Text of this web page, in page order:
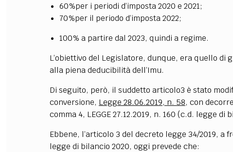
60%per i periodi d’imposta 2020 e 2021;
70%per il periodo d’imposta 2022;
100% a partire dal 2023, quindi a regime.
L’obiettivo del Legislatore, dunque, era quello di
alla piena deducibilità dell’Imu.
Di seguito, però, il suddetto articolo3 è stato
conversione, Legge 28.06.2019, n. 58, con
comma 4, LEGGE 27.12.2019, n. 160 (c.d. legge
Ebbene, l’articolo 3 del decreto legge 34/2019,
legge di bilancio 2020, oggi prevede che: